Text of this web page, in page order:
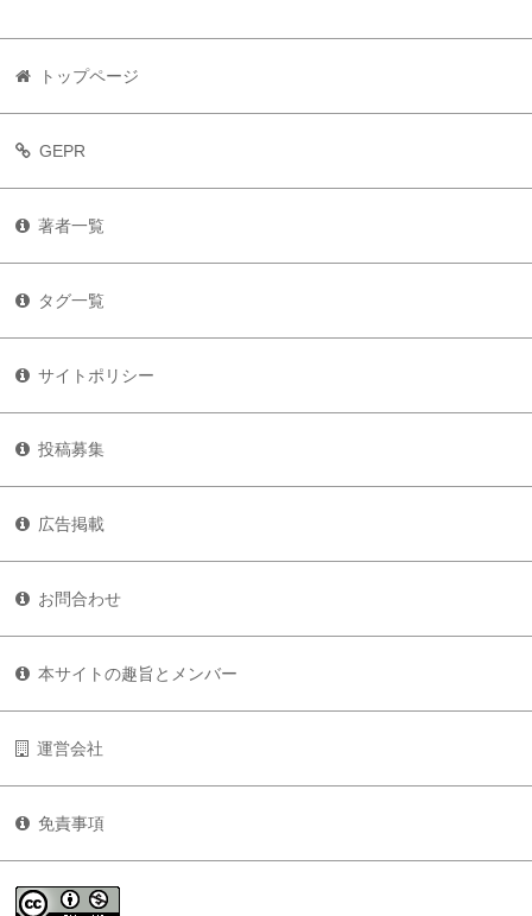
トップページ
GEPR
著者一覧
タグ一覧
サイトポリシー
投稿募集
広告掲載
お問合わせ
本サイトの趣旨とメンバー
運営会社
免責事項